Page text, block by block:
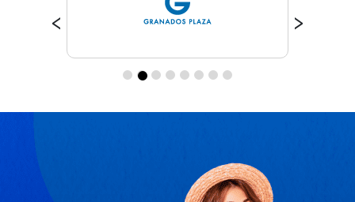
‹ ›